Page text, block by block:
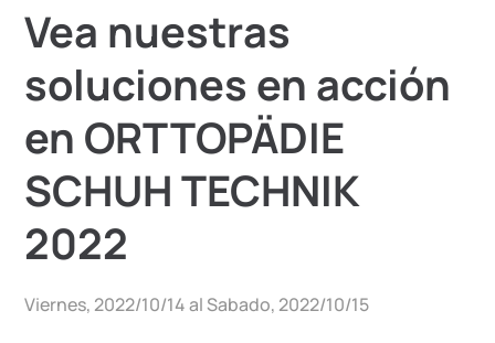
Vea nuestras
soluciones en acción
en ORTTOPÄDIE
SCHUH TECHNIK
2022
Viernes, 2022/10/14 al Sabado, 2022/10/15